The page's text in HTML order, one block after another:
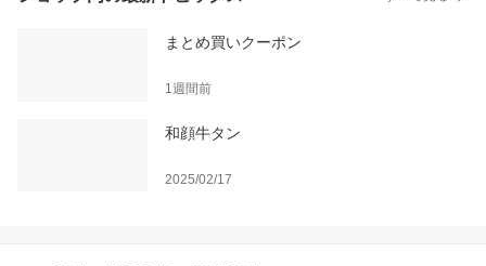
まとめ買いクーポン
1週間前
和顔牛タン
2025/02/17